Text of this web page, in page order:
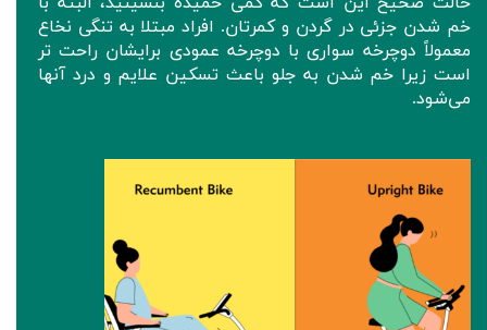
خم شدن جزئی در گردن و کمرتان. افراد مبتلا به تنگی نخاع
معمولاً دوچرخه سواری با دوچرخه عمودی برایشان راحت تر
است زیرا خم شدن به جلو باعث تسکین علایم و درد آنها
می‌شود.